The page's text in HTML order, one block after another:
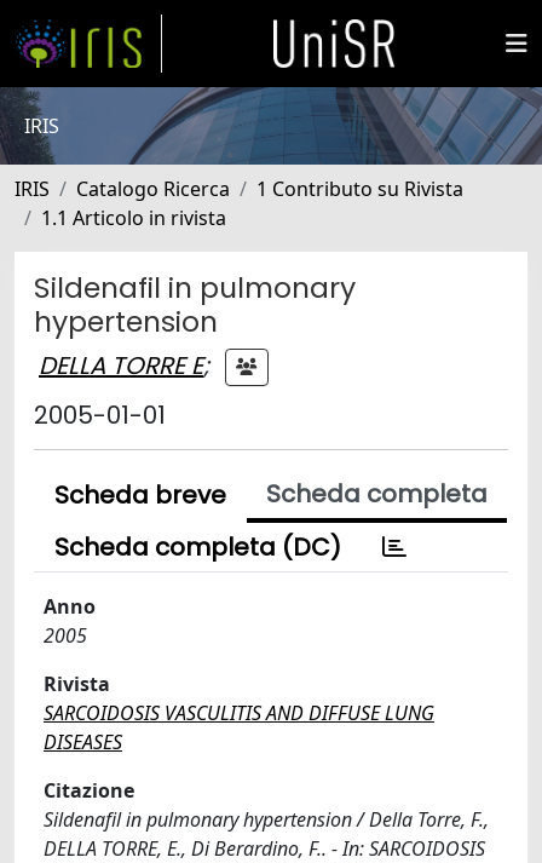
IRIS
IRIS Catalogo Ricerca
1 Contributo su Rivista
1.1 Articolo in rivista
Sildenafil in pulmonary
hypertension
DELLA TORRE E;
2005-01-01
Scheda breve
Scheda completa
Scheda completa (DC)
Anno
2005
Rivista
SARCOIDOSIS VASCULITIS AND DIFFUSE LUNG
DISEASES
Citazione
Sildenafil in pulmonary hypertension / Della Torre, F.,
DELLA TORRE, E., Di Berardino, F.. - In: SARCOIDOSIS